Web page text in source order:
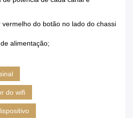
do botão no lado do chassi
alimentação;
do wifi